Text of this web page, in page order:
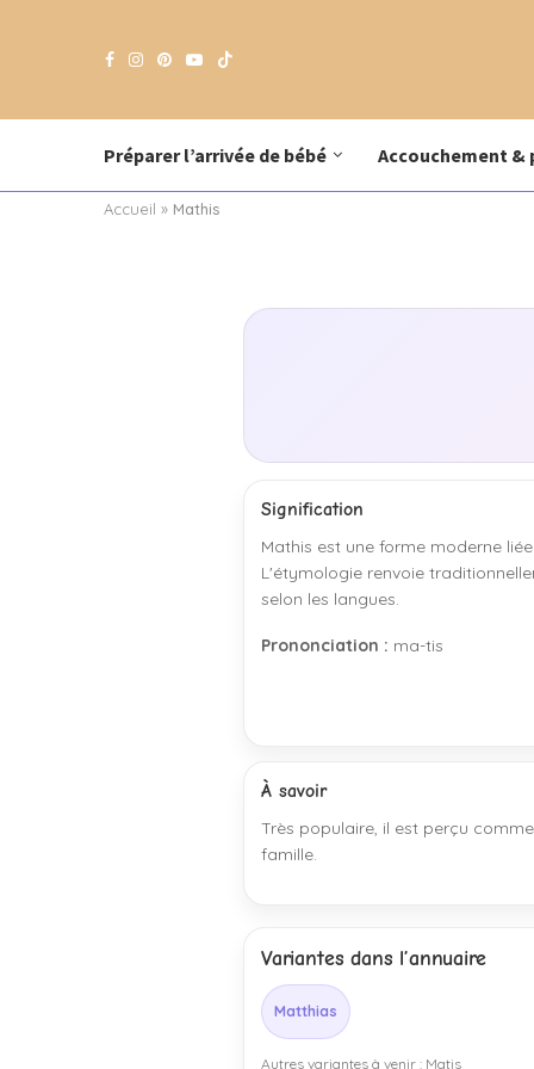
Préparer l’arrivée de bébé Accouchement
Accueil » Mathis
Signification
Mathis est une forme moderne
L'étymologie renvoie
selon les langues.
Prononciation : ma-tis
À savoir
Très populaire, il est perçu
famille.
Variantes dans l’annuaire
Matthias
Autres variantes à venir : Matis